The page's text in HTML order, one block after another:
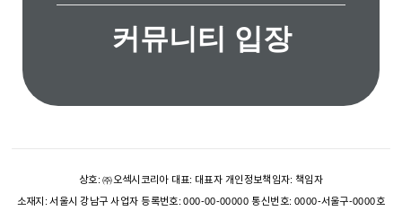
커뮤니티 입장
상호: ㈜오섹시코리아 대표: 대표자 개인정보책임자: 책임자
소재지: 서울시 강남구 사업자 등록번호: 000-00-00000 통신번호: 0000-서울구-0000호